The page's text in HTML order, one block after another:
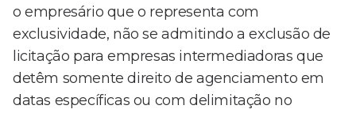
o empresário que o representa com
exclusividade, não se admitindo a exclusão de
licitação para empresas intermediadoras que
detêm somente direito de agenciamento em
datas específicas ou com delimitação no